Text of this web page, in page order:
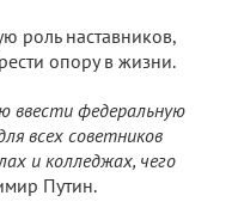
роль наставников,
опору в жизни.
ввести федеральную
всех советников
и колледжах, чего
Путин.